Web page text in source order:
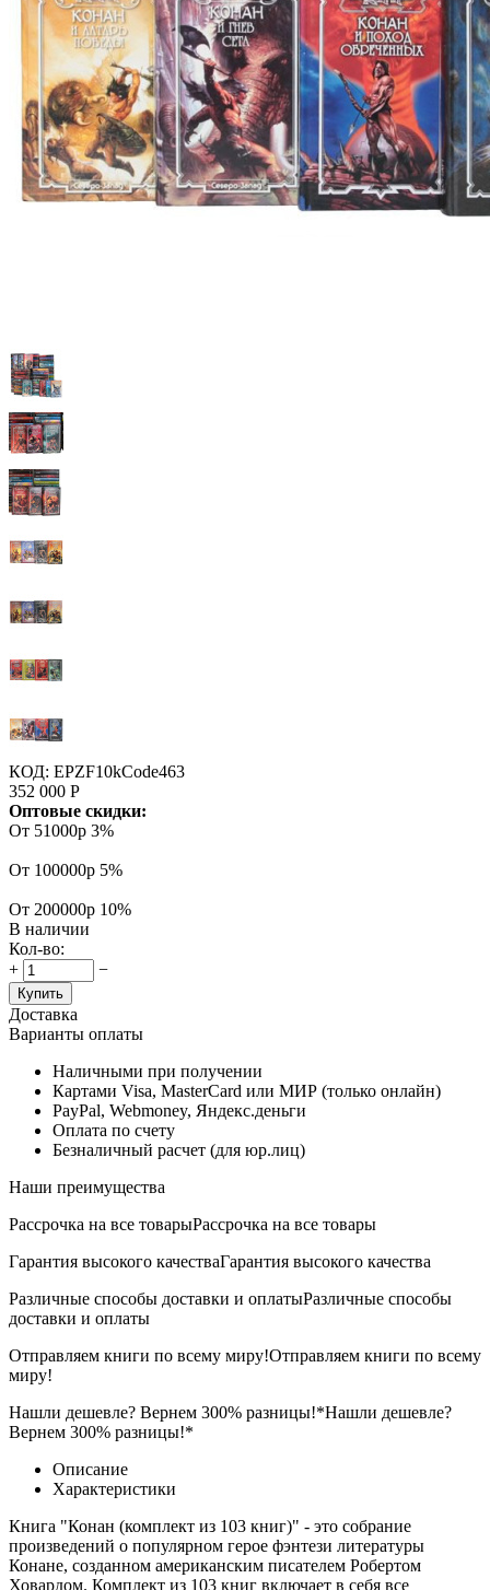
КОД: EPZF10kCode463
352 000 Р
Оптовые скидки:
От 51000р 3%
От 100000р 5%
От 200000р 10%
В наличии
Кол-во:
+
−
Купить
Доставка
Варианты оплаты
Наличными при получении
Картами Visa, MasterCard или МИР (только онлайн)
PayPal, Webmoney, Яндекс.деньги
Оплата по счету
Безналичный расчет (для юр.лиц)
Наши преимущества
Рассрочка на все товарыРассрочка на все товары
Гарантия высокого качестваГарантия высокого качества
Различные способы доставки и оплатыРазличные способы
доставки и оплаты
Отправляем книги по всему миру!Отправляем книги по всему
миру!
Нашли дешевле? Вернем 300% разницы!*Нашли дешевле?
Вернем 300% разницы!*
Описание
Характеристики
Книга "Конан (комплект из 103 книг)" - это собрание
произведений о популярном герое фэнтези литературы
Конане, созданном американским писателем Робертом
Ховардом. Комплект из 103 книг включает в себя все